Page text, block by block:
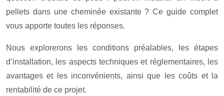
pellets dans une cheminée existante ? Ce guide complet
vous apporte toutes les réponses.
Nous explorerons les conditions préalables, les étapes
d’installation, les aspects techniques et réglementaires, les
avantages et les inconvénients, ainsi que les coûts et la
rentabilité de ce projet.